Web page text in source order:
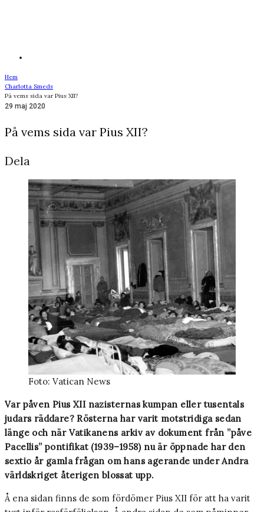
Hem
Charlotta Smeds
På vems sida var Pius XII?
29 maj 2020
På vems sida var Pius XII?
Dela
Foto: Vatican News
Var påven Pius XII nazisternas kumpan eller tusentals
judars räddare? Rösterna har varit motstridiga sedan
länge och när Vatikanens arkiv av dokument från ”påve
Pacellis” pontifikat (1939–1958) nu är öppnade har den
sextio år gamla frågan om hans agerande under Andra
världskriget återigen blossat upp.
Å ena sidan finns de som fördömer Pius XII för att ha varit